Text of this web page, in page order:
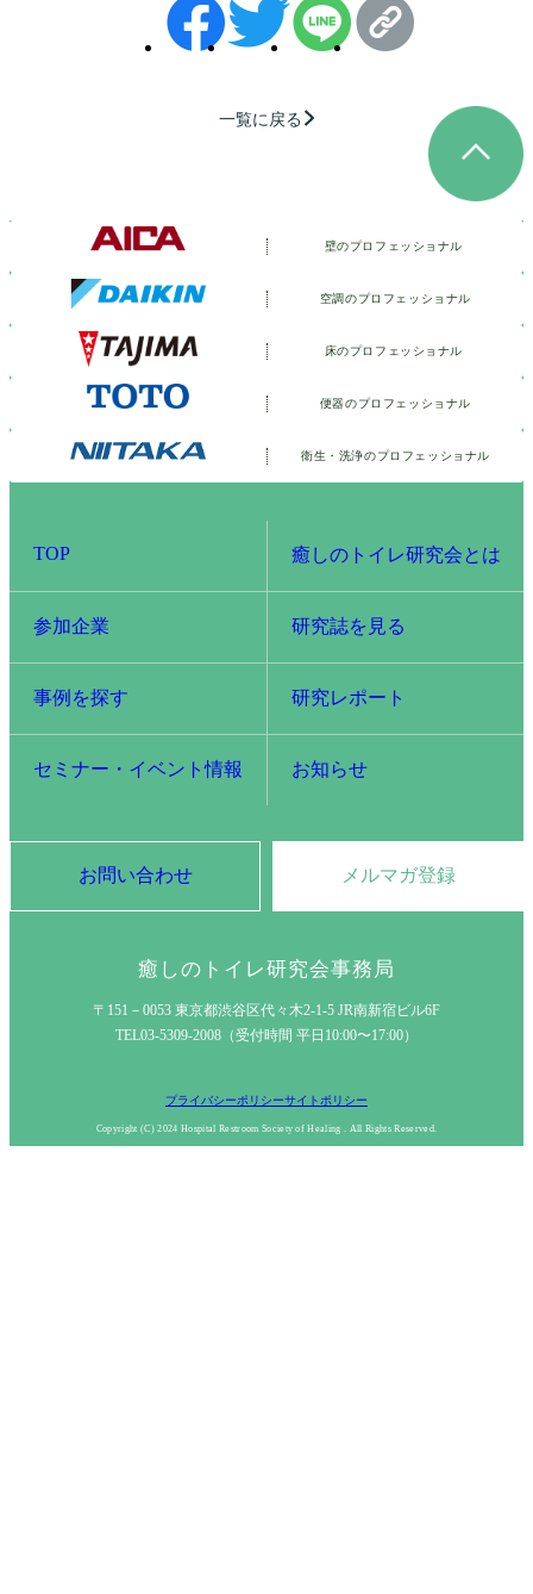
一覧に戻る
壁のプロフェッショナル
空調のプロフェッショナル
床のプロフェッショナル
便器のプロフェッショナル
衛生・洗浄のプロフェッショナル
TOP 癒しのトイレ研究会とは
参加企業 研究誌を見る
事例を探す 研究レポート
セミナー・イベント情報 お知らせ
お問い合わせ メルマガ登録
癒しのトイレ研究会事務局
〒151－0053 東京都渋谷区代々木2-1-5 JR南新宿ビル6F
TEL03-5309-2008（受付時間 平日10:00〜17:00）
プライバシーポリシーサイトポリシー
Copyright (C) 2024 Hospital Restroom Society of Healing . All Rights Reserved.